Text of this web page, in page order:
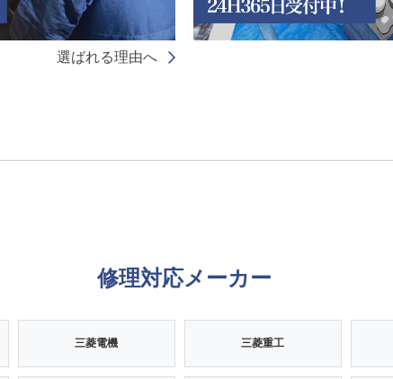
選ばれる理由へ
修理対応メーカー
三菱電機 三菱重工